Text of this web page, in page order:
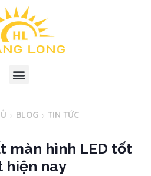
BLOG TIN TỨC
màn hình LED tốt
hiện nay